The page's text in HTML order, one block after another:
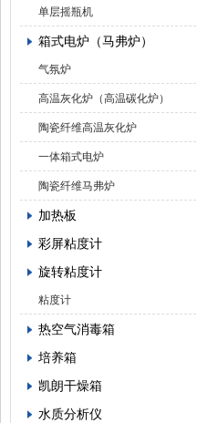
单层摇瓶机
箱式电炉（马弗炉）
气氛炉
高温灰化炉（高温碳化炉）
陶瓷纤维高温灰化炉
一体箱式电炉
陶瓷纤维马弗炉
加热板
彩屏粘度计
旋转粘度计
粘度计
热空气消毒箱
培养箱
凯朗干燥箱
水质分析仪